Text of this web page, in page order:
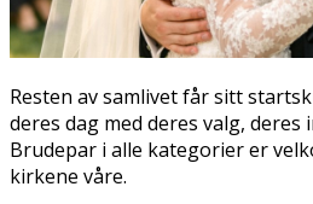
Resten av samlivet får sitt
deres dag med deres valg,
Brudepar i alle kategorier er
kirkene våre.